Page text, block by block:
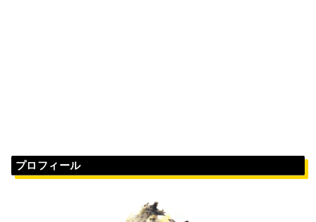
プロフィール